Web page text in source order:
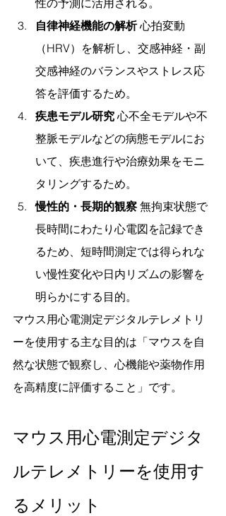
性の予測に活用される。
自律神経機能の解析 心拍変動
（HRV）を解析し、交感神経・副
交感神経のバランスやストレス応
答を評価するため。
疾患モデル研究 心不全モデルや不
整脈モデルなどの病態モデルにお
いて、疾患進行や治療効果をモニ
タリングするため。
慢性的・長期的観察 無拘束状態で
長時間にわたり心電図を記録でき
るため、短時間測定では得られな
い慢性変化や日内リズムの影響を
明らかにする目的。
マウス用心電測定デジタルテレメトリ
ーを使用する主な目的は「マウスを自
然な状態で観察し、心機能や薬物作用
を高精度に評価すること」です。
マウス用心電測定デジタ
ルテレメトリーを使用す
るメリット